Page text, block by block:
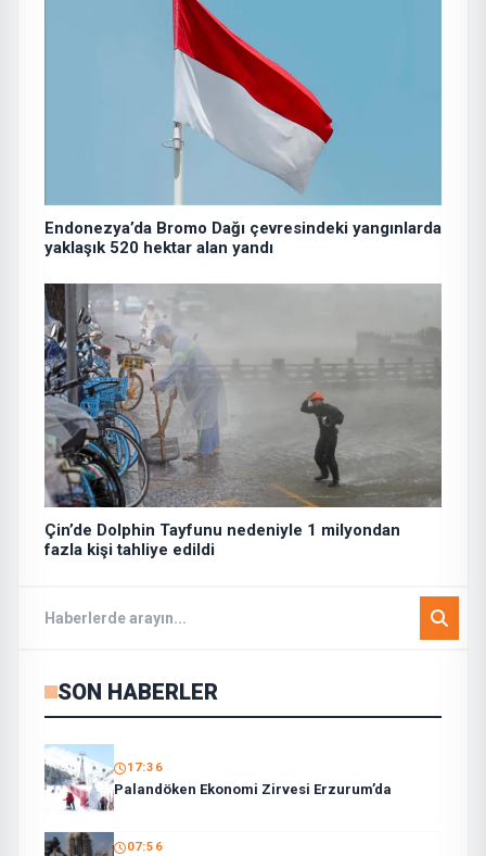
Endonezya’da Bromo Dağı çevresindeki yangınlarda
yaklaşık 520 hektar alan yandı
Çin’de Dolphin Tayfunu nedeniyle 1 milyondan
fazla kişi tahliye edildi
SON HABERLER
17:36
Palandöken Ekonomi Zirvesi Erzurum’da
07:56